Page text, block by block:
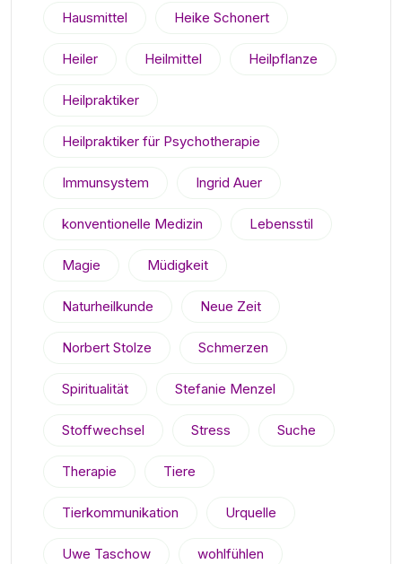
Hausmittel Heike Schonert
Heiler Heilmittel Heilpflanze
Heilpraktiker
Heilpraktiker für Psychotherapie
Immunsystem Ingrid Auer
konventionelle Medizin Lebensstil
Magie Müdigkeit
Naturheilkunde Neue Zeit
Norbert Stolze Schmerzen
Spiritualität Stefanie Menzel
Stoffwechsel Stress Suche
Therapie Tiere
Tierkommunikation Urquelle
Uwe Taschow wohlfühlen